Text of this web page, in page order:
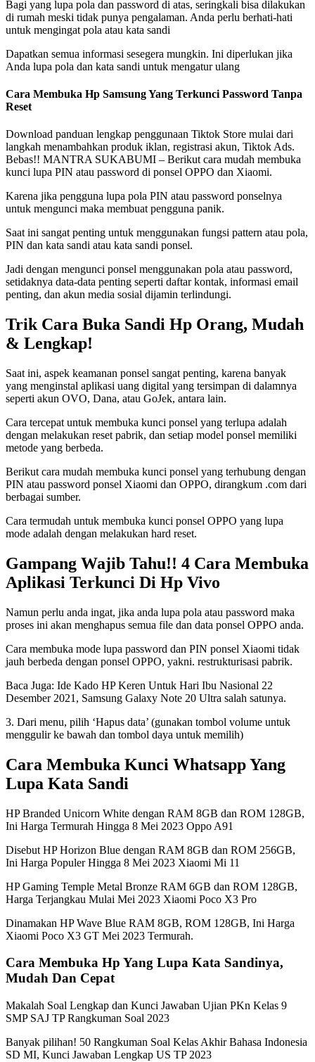
Bagi yang lupa pola dan password di atas, seringkali bisa dilakukan
di rumah meski tidak punya pengalaman. Anda perlu berhati-hati
untuk mengingat pola atau kata sandi
Dapatkan semua informasi sesegera mungkin. Ini diperlukan jika
Anda lupa pola dan kata sandi untuk mengatur ulang
Cara Membuka Hp Samsung Yang Terkunci Password Tanpa
Reset
Download panduan lengkap penggunaan Tiktok Store mulai dari
langkah menambahkan produk iklan, registrasi akun, Tiktok Ads.
Bebas!! MANTRA SUKABUMI – Berikut cara mudah membuka
kunci lupa PIN atau password di ponsel OPPO dan Xiaomi.
Karena jika pengguna lupa pola PIN atau password ponselnya
untuk mengunci maka membuat pengguna panik.
Saat ini sangat penting untuk menggunakan fungsi pattern atau pola,
PIN dan kata sandi atau kata sandi ponsel.
Jadi dengan mengunci ponsel menggunakan pola atau password,
setidaknya data-data penting seperti daftar kontak, informasi email
penting, dan akun media sosial dijamin terlindungi.
Trik Cara Buka Sandi Hp Orang, Mudah
& Lengkap!
Saat ini, aspek keamanan ponsel sangat penting, karena banyak
yang menginstal aplikasi uang digital yang tersimpan di dalamnya
seperti akun OVO, Dana, atau GoJek, antara lain.
Cara tercepat untuk membuka kunci ponsel yang terlupa adalah
dengan melakukan reset pabrik, dan setiap model ponsel memiliki
metode yang berbeda.
Berikut cara mudah membuka kunci ponsel yang terhubung dengan
PIN atau password ponsel Xiaomi dan OPPO, dirangkum .com dari
berbagai sumber.
Cara termudah untuk membuka kunci ponsel OPPO yang lupa
mode adalah dengan melakukan hard reset.
Gampang Wajib Tahu!! 4 Cara Membuka
Aplikasi Terkunci Di Hp Vivo
Namun perlu anda ingat, jika anda lupa pola atau password maka
proses ini akan menghapus semua file dan data ponsel OPPO anda.
Cara membuka mode lupa password dan PIN ponsel Xiaomi tidak
jauh berbeda dengan ponsel OPPO, yakni. restrukturisasi pabrik.
Baca Juga: Ide Kado HP Keren Untuk Hari Ibu Nasional 22
Desember 2021, Samsung Galaxy Note 20 Ultra salah satunya.
3. Dari menu, pilih ‘Hapus data’ (gunakan tombol volume untuk
menggulir ke bawah dan tombol daya untuk memilih)
Cara Membuka Kunci Whatsapp Yang
Lupa Kata Sandi
HP Branded Unicorn White dengan RAM 8GB dan ROM 128GB,
Ini Harga Termurah Hingga 8 Mei 2023 Oppo A91
Disebut HP Horizon Blue dengan RAM 8GB dan ROM 256GB,
Ini Harga Populer Hingga 8 Mei 2023 Xiaomi Mi 11
HP Gaming Temple Metal Bronze RAM 6GB dan ROM 128GB,
Harga Terjangkau Mulai Mei 2023 Xiaomi Poco X3 Pro
Dinamakan HP Wave Blue RAM 8GB, ROM 128GB, Ini Harga
Xiaomi Poco X3 GT Mei 2023 Termurah.
Cara Membuka Hp Yang Lupa Kata Sandinya,
Mudah Dan Cepat
Makalah Soal Lengkap dan Kunci Jawaban Ujian PKn Kelas 9
SMP SAJ TP Rangkuman Soal 2023
Banyak pilihan! 50 Rangkuman Soal Kelas Akhir Bahasa Indonesia
SD MI, Kunci Jawaban Lengkap US TP 2023